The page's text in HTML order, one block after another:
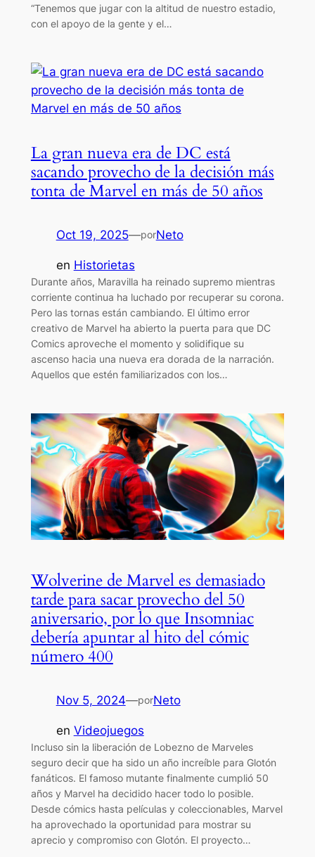
“Tenemos que jugar con la altitud de nuestro estadio,
con el apoyo de la gente y el…
La gran nueva era de DC está
sacando provecho de la decisión más
tonta de Marvel en más de 50 años
Oct 19, 2025—porNeto
en Historietas
Durante años, Maravilla ha reinado supremo mientras
corriente continua ha luchado por recuperar su corona.
Pero las tornas están cambiando. El último error
creativo de Marvel ha abierto la puerta para que DC
Comics aproveche el momento y solidifique su
ascenso hacia una nueva era dorada de la narración.
Aquellos que estén familiarizados con los…
Wolverine de Marvel es demasiado
tarde para sacar provecho del 50
aniversario, por lo que Insomniac
debería apuntar al hito del cómic
número 400
Nov 5, 2024—porNeto
en Videojuegos
Incluso sin la liberación de Lobezno de Marveles
seguro decir que ha sido un año increíble para Glotón
fanáticos. El famoso mutante finalmente cumplió 50
años y Marvel ha decidido hacer todo lo posible.
Desde cómics hasta películas y coleccionables, Marvel
ha aprovechado la oportunidad para mostrar su
aprecio y compromiso con Glotón. El proyecto…